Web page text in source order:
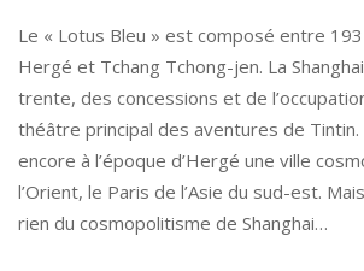
Le « Lotus Bleu » est composé entre
Hergé et Tchang Tchong-jen. La
trente, des concessions et de
théâtre principal des aventures de Tintin.
encore à l’époque d’Hergé une ville
l’Orient, le Paris de l’Asie du sud-est.
rien du cosmopolitisme de Shanghai…